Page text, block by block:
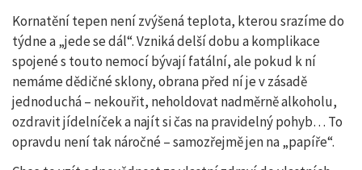
Kornatění tepen není zvýšená teplota, kterou srazíme do
týdne a „jede se dál“. Vzniká delší dobu a komplikace
spojené s touto nemocí bývají fatální, ale pokud k ní
nemáme dědičné sklony, obrana před ní je v zásadě
jednoduchá – nekouřit, neholdovat nadměrně alkoholu,
ozdravit jídelníček a najít si čas na pravidelný pohyb… To
opravdu není tak náročné – samozřejmě jen na „papíře“.